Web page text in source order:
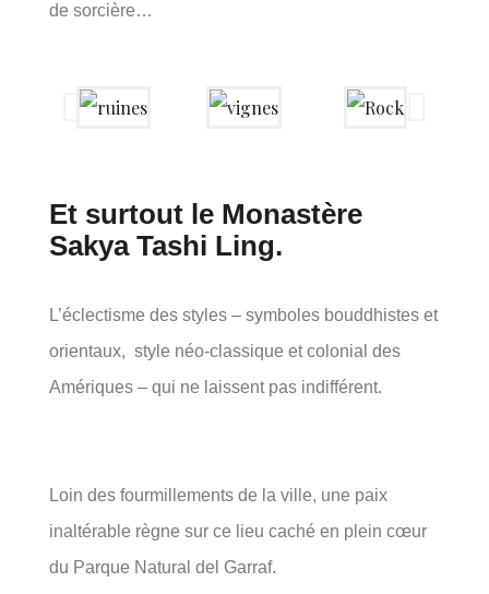
de sorcière…
Et surtout le Monastère
Sakya Tashi Ling.
L’éclectisme des styles – symboles bouddhistes et
orientaux, style néo-classique et colonial des
Amériques – qui ne laissent pas indifférent.
Loin des fourmillements de la ville, une paix
inaltérable règne sur ce lieu caché en plein cœur
du Parque Natural del Garraf.